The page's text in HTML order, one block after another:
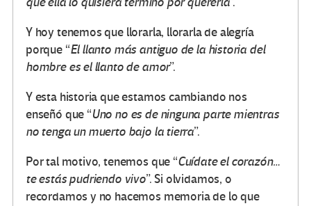
Y hoy tenemos que llorarla, llorarla de alegría
porque “El llanto más antiguo de la historia del
hombre es el llanto de amor”.
Y esta historia que estamos cambiando nos
enseñó que “Uno no es de ninguna parte mientras
no tenga un muerto bajo la tierra”.
Por tal motivo, tenemos que “Cuídate el corazón…
te estás pudriendo vivo”. Si olvidamos, o
recordamos y no hacemos memoria de lo que